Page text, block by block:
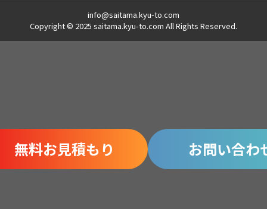
info@saitama.kyu-to.com
Copyright © 2025 saitama.kyu-to.com All Rights Reserved.
無料お見積もり お問い合わ